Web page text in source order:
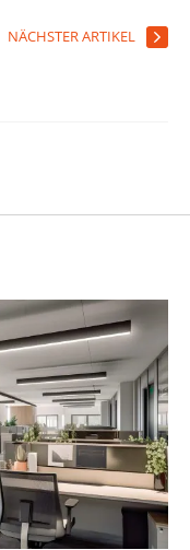
NÄCHSTER ARTIKEL